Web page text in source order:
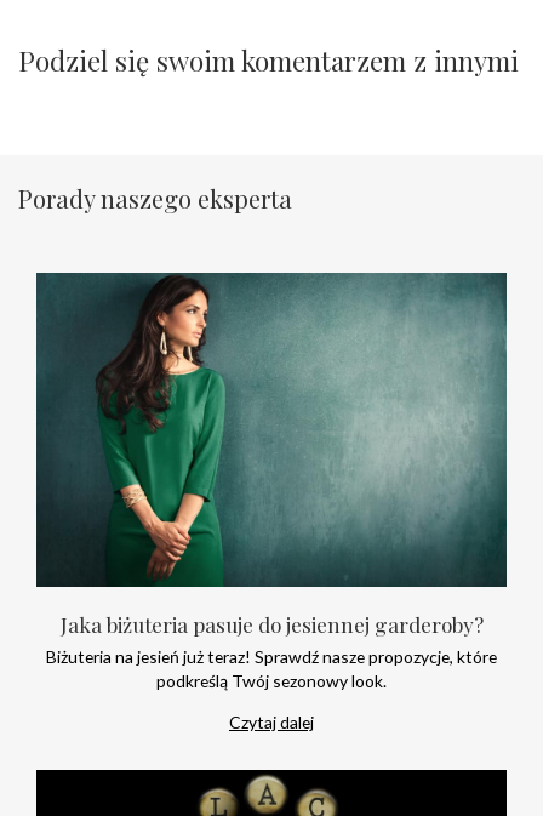
Podziel się swoim komentarzem z innymi
Porady naszego eksperta
Jaka biżuteria pasuje do jesiennej garderoby?
Biżuteria na jesień już teraz! Sprawdź nasze propozycje, które
podkreślą Twój sezonowy look.
Czytaj dalej